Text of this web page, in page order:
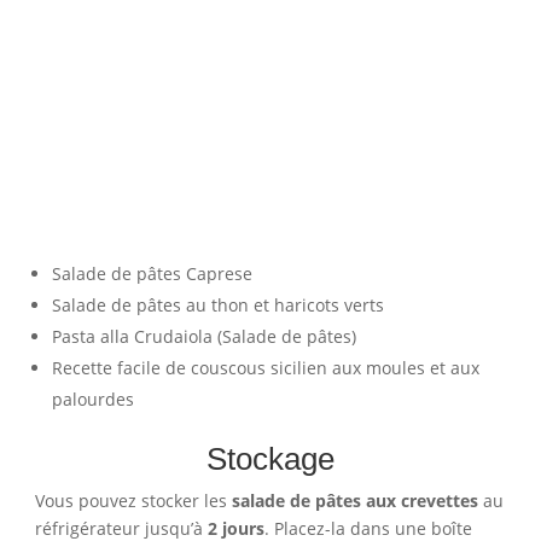
Salade de pâtes Caprese
Salade de pâtes au thon et haricots verts
Pasta alla Crudaiola (Salade de pâtes)
Recette facile de couscous sicilien aux moules et aux
palourdes
Stockage
Vous pouvez stocker les salade de pâtes aux crevettesau
réfrigérateur jusqu’à 2 jours. Placez-la dans une boîte